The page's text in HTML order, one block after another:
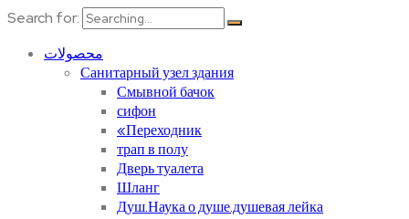
Search for:
محصولات
Санитарный узел здания
Смывной бачок
сифон
«Переходник
трап в полу
Дверь туалета
Шланг
Душ.Наука о душе.душевая лейка